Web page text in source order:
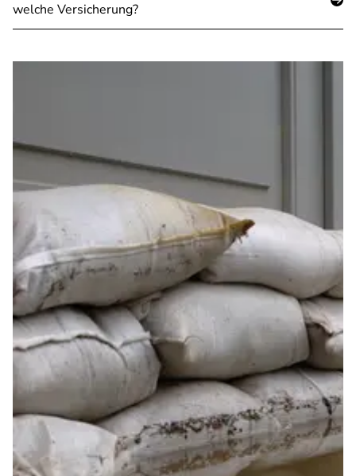
welche Versicherung?